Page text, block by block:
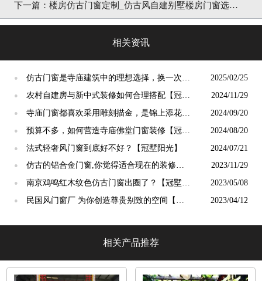
下一篇： 楼房仿古门窗定制_仿古风自建别墅楼房门窗选择
相关资讯
●
仿古门窗是寺庙建筑中的理想选择，换一次用
终生【冠墅阳光】
2025/02/25
●
农村自建房与新中式装修如何合理搭配【冠墅
阳光】
2024/11/29
●
寺庙门窗都喜欢采用雕刻描金，是锦上添花
吗？【冠墅阳光】
2024/09/20
●
预算不多，如何营造寺庙佛堂门窗装修【冠墅
阳光】
2024/08/20
● 法式轻奢风门窗到底好不好？【冠墅阳光】 2024/07/21
●
仿古的铝合金门窗,你觉得适合现在的装修吗?
【冠墅阳光】
2023/11/29
●
南京鸡鸣红木纹色仿古门窗出圈了？【冠墅阳
光】
2023/05/08
●
民国风门窗厂 为你创造尊贵别致的空间【冠
2023/04/12
相关产品推荐